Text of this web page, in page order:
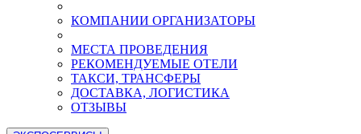
КОМПАНИИ ОРГАНИЗАТОРЫ
МЕСТА ПРОВЕДЕНИЯ
РЕКОМЕНДУЕМЫЕ ОТЕЛИ
ТАКСИ, ТРАНСФЕРЫ
ДОСТАВКА, ЛОГИСТИКА
ОТЗЫВЫ